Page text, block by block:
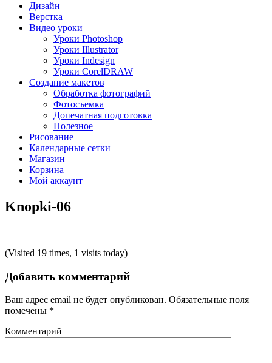
Дизайн
Верстка
Видео уроки
Уроки Photoshop
Уроки Illustrator
Уроки Indesign
Уроки CorelDRAW
Создание макетов
Обработка фотографий
Фотосъемка
Допечатная подготовка
Полезное
Рисование
Календарные сетки
Магазин
Корзина
Мой аккаунт
Knopki-06
(Visited 19 times, 1 visits today)
Добавить комментарий
Ваш адрес email не будет опубликован. Обязательные поля
помечены *
Комментарий